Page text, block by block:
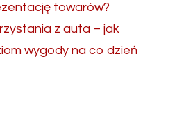
towarów?
z auta – jak
wygody na co dzień